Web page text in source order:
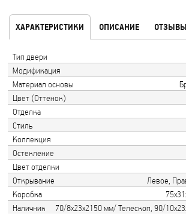
ХАРАКТЕРИСТИКИ ОПИСАНИЕ ОТЗЫВЫ
Тип двери
Модификация
Материал основы
Цвет (Оттенок)
Отделка
Стиль
Коллекция
Остекление
Цвет отделки
Открывание
Левое,
Коробка
Наличник
70/8х23х2150 мм/ Телескоп, 90/